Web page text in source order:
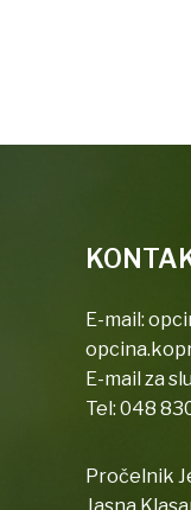
E-mail:
E-mail za
Tel: 048
Pročelnik